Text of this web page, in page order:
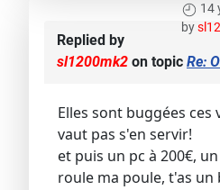
14
by
Replied by
sl1200mk2 on topic Re:
Elles sont buggées ces
vaut pas s'en servir!
et puis un pc à 200€,
roule ma poule, t'as un